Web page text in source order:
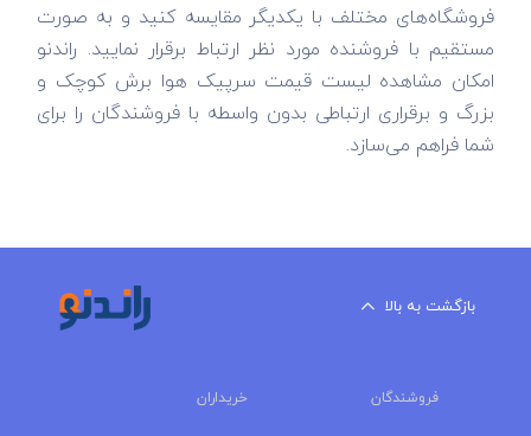
فروشگاه‌های مختلف با یکدیگر مقایسه کنید و به صورت
مستقیم با فروشنده مورد نظر ارتباط برقرار نمایید. راندنو
امکان مشاهده لیست قیمت سرپیک هوا برش کوچک و
بزرگ و برقراری ارتباطی بدون واسطه با فروشندگان را برای
شما فراهم می‌سازد.
بازگشت به بالا
فروشندگان خریداران